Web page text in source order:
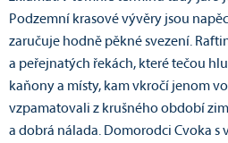
Podzemní krasové vývěry jsou
zaručuje hodně pěkné svezení.
a peřejnatých řekách, které tečou
kaňony a místy, kam vkročí jenom
vzpamatovali z krušného období
a dobrá nálada. Domorodci Cvoka s